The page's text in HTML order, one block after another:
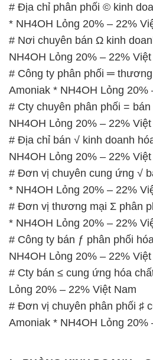
# Địa chỉ phân phối © kinh
* NH4OH Lỏng 20% – 22%
# Nơi chuyên bán Ω kinh
NH4OH Lỏng 20% – 22%
# Công ty phân phối ═
Amoniak * NH4OH Lỏng 20%
# Cty chuyên phân phối =
NH4OH Lỏng 20% – 22%
# Địa chỉ bán √ kinh doanh
NH4OH Lỏng 20% – 22%
# Đơn vị chuyên cung ứng √
* NH4OH Lỏng 20% – 22%
# Đơn vị thương mại Σ phân
* NH4OH Lỏng 20% – 22%
# Công ty bán ƒ phân phối
NH4OH Lỏng 20% – 22%
# Cty bán ≤ cung ứng hóa
Lỏng 20% – 22% Việt Nam
# Đơn vị chuyên phân phối ♯
Amoniak * NH4OH Lỏng 20%